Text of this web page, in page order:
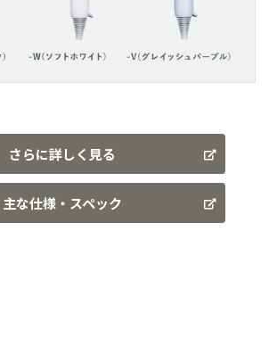
さらに詳しく見る
主な仕様・スペック